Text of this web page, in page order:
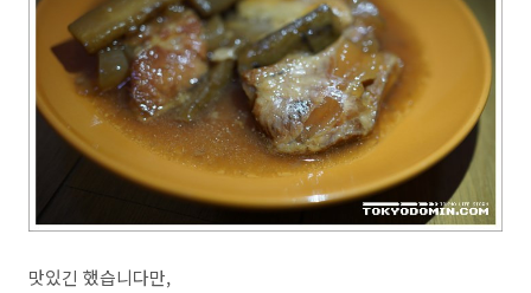
맛있긴 했습니다만,